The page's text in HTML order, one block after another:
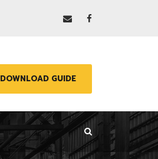
DOWNLOAD GUIDE